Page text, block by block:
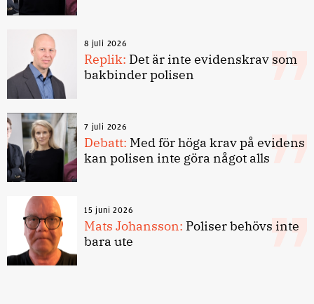
8 juli 2026
Replik: Det är inte evidenskrav som
bakbinder polisen
7 juli 2026
Debatt: Med för höga krav på evidens
kan polisen inte göra något alls
15 juni 2026
Mats Johansson: Poliser behövs inte
bara ute